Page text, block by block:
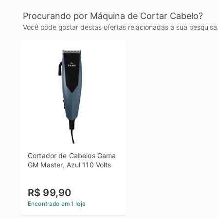
Procurando por Máquina de Cortar Cabelo?
Você pode gostar destas ofertas relacionadas a sua
Cortador de Cabelos Gama
GM Master, Azul 110 Volts
R$ 99,90
Encontrado em 1 loja